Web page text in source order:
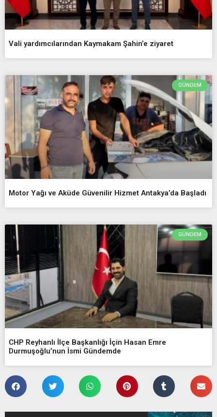
Vali yardımcılarından Kaymakam Şahin’e ziyaret
GÜNDEM
Motor Yağı ve Aküde Güvenilir Hizmet Antakya’da Başladı
GÜNDEM
CHP Reyhanlı İlçe Başkanlığı İçin Hasan Emre
Durmuşoğlu’nun İsmi Gündemde